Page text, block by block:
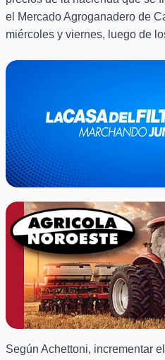
el Mercado Agroganadero de
miércoles y viernes, luego de
Según Achettoni, incrementar